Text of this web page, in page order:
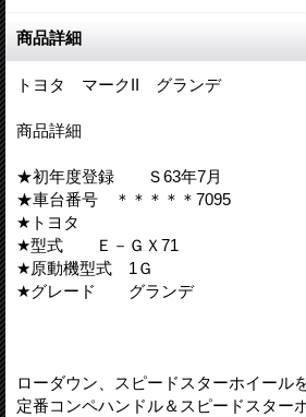
商品詳細
トヨタ マークII グランデ
商品詳細
★初年度登録 Ｓ63年7月
★車台番号 ＊＊＊＊＊7095
★トヨタ
★型式 Ｅ－ＧＸ71
★原動機型式 1Ｇ
★グレード グランデ
ローダウン、スピードスターホイール
定番コンペハンドル＆スピードスター